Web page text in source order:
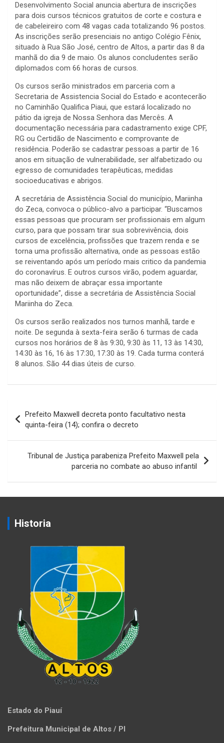
Desenvolvimento Social anuncia abertura de inscrições
para dois cursos técnicos gratuitos de corte e costura e
de cabeleireiro com 48 vagas cada totalizando 96 postos.
As inscrições serão presenciais no antigo Colégio Fênix,
situado à Rua São José, centro de Altos, a partir das 8 da
manhã do dia 9 de maio. Os alunos concludentes serão
diplomados com 66 horas de cursos.
Os cursos serão ministrados em parceria com a
Secretaria de Assistencia Social do Estado e acontecerão
no Caminhão Qualifica Piaui, que estará localizado no
pátio da igreja de Nossa Senhora das Mercês. A
documentação necessária para cadastramento exige CPF,
RG ou Certidão de Nascimento e comprovante de
residência. Poderão se cadastrar pessoas a partir de 16
anos em situação de vulnerabilidade, ser alfabetizado ou
egresso de comunidades terapêuticas, medidas
socioeducativas e abrigos.
A secretária de Assistência Social do município, Mariinha
do Zeca, convoca o público-alvo a participar. “Buscamos
essas pessoas que procuram ser profissionais em algum
curso, para que possam tirar sua sobrevivência, dois
cursos de excelência, profissões que trazem renda e se
torna uma profissão alternativa, onde as pessoas estão
se reiventando após um período mais critico da pandemia
do coronavírus. E outros cursos virão, podem aguardar,
mas não deixem de abraçar essa importante
oportunidade”, disse a secretária de Assistência Social
Mariinha do Zeca.
Os cursos serão realizados nos turnos manhã, tarde e
noite. De segunda à sexta-feira serão 6 turmas de cada
cursos nos horários de 8 às 9:30, 9:30 às 11, 13 às 14:30,
14:30 às 16, 16 às 17:30, 17:30 às 19. Cada turma conterá
8 alunos. São 44 dias úteis de curso.
de
Post
Prefeito Maxwell decreta ponto facultativo nesta
quinta-feira (14); confira o decreto
Tribunal de Justiça parabeniza Prefeito Maxwell pela
parceria no combate ao abuso infantil
Historia
Estado do Piauí
Prefeitura Municipal de Altos / PI